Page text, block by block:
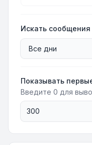
Искать сообщения
Показывать
Введите 0 для